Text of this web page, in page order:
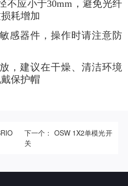
不应小于30mm，避免光纤
耗增加
感器件，操作时请注意防
，建议在干燥、清洁环境
保护帽
下一个： OSW 1X2单模光开
关